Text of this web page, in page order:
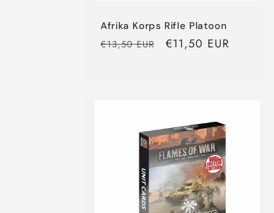
e
Afrika Korps Rifle Platoon
Normaler
€13,50 EUR Verkaufspreis
€11,50 EUR